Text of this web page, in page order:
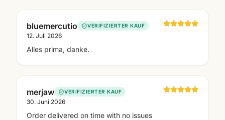
bluemercutio VERIFIZIERTER KAUF
12. Juli 2026
Alles prima, danke.
merjaw VERIFIZIERTER KAUF
30. Juni 2026
Order delivered on time with no issues